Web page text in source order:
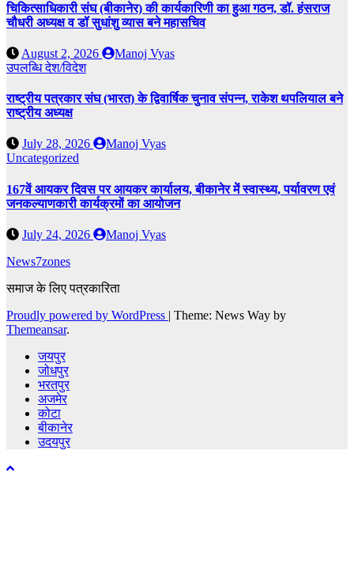
चिकित्साधिकारी संघ (बीकानेर) की कार्यकारिणी का हुआ गठन, डॉ. हंसराज
चौधरी अध्यक्ष व डॉ सुधांशु व्यास बने महासचिव
August 2, 2026
Manoj Vyas
उपलब्धिदेश/विदेश
राष्ट्रीय पत्रकार संघ (भारत) के द्विवार्षिक चुनाव संपन्न, राकेश थपलियाल बने
राष्ट्रीय अध्यक्ष
July 28, 2026
Manoj Vyas
Uncategorized
167वें आयकर दिवस पर आयकर कार्यालय, बीकानेर में स्वास्थ्य, पर्यावरण एवं
जनकल्याणकारी कार्यक्रमों का आयोजन
July 24, 2026
Manoj Vyas
News7zones
समाज के लिए पत्रकारिता
Proudly powered by WordPress | Theme: News Way by
Themeansar.
जयपुर
जोधपुर
भरतपुर
अजमेर
कोटा
बीकानेर
उदयपुर